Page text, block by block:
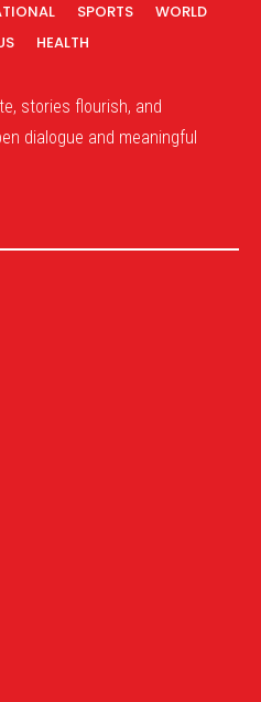
SPORTS
WORLD
HEALTH
stories flourish, and
dialogue and meaningful